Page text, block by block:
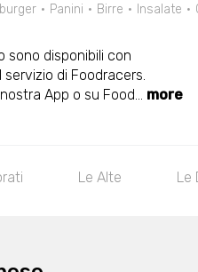
Panini Birre Insalate
sono disponibili con
di Foodracers.
App o su Food... more
Le Specialità